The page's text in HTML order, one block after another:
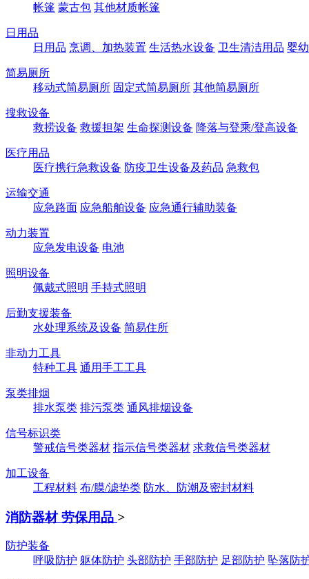
帐篷 蒙古包 其他材质帐篷
日用品
日用品 烹调、加热装置 生活热水设备 卫生清洁用品 婴
简易厕所
移动式简易厕所 固定式简易厕所 其他简易厕所
搜救设备
救捞设备 救援担架 生命探测设备 降落与登乘/登高设备
医疗用品
医疗携行急救设备 防疫卫生设备及药品 急救包
运输交通
应急路面 应急船舶设备 应急通行辅助装备
动力装置
应急发电设备 电池
照明设备
佩戴式照明 手持式照明
后勤支援装备
水处理系统及设备 简易住所
非动力工具
特种工具 通用手工工具
泵类排烟
排水泵类 排污泵类 通风排烟设备
信号标识类
警戒信号类器材 指示信号类器材 求救信号类器材
加工设备
工程材料 布/膜/滤垫类 防水、防潮及密封材料
消防器材 劳保用品 >
防护装备
呼吸防护 躯体防护 头部防护 手部防护 足部防护 坠落防